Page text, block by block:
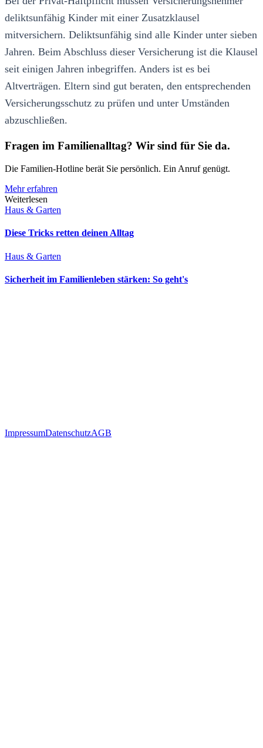
deliktsunfähig Kinder mit einer Zusatzklausel
mitversichern. Deliktsunfähig sind alle Kinder unter sieben
Jahren. Beim Abschluss dieser Versicherung ist die Klausel
seit einigen Jahren inbegriffen. Anders ist es bei
Altverträgen. Eltern sind gut beraten, den entsprechenden
Versicherungsschutz zu prüfen und unter Umständen
abzuschließen.
Fragen im Familienalltag? Wir sind für Sie da.
Die Familien-Hotline berät Sie persönlich. Ein Anruf genügt.
Mehr erfahren
Weiterlesen
Haus & Garten
Diese Tricks retten deinen Alltag
Haus & Garten
Sicherheit im Familienleben stärken: So geht's
ImpressumDatenschutzAGB